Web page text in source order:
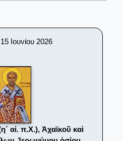
Ιουνίου 2026
αἰ. π.Χ.), Ἀχαϊκοῦ καὶ